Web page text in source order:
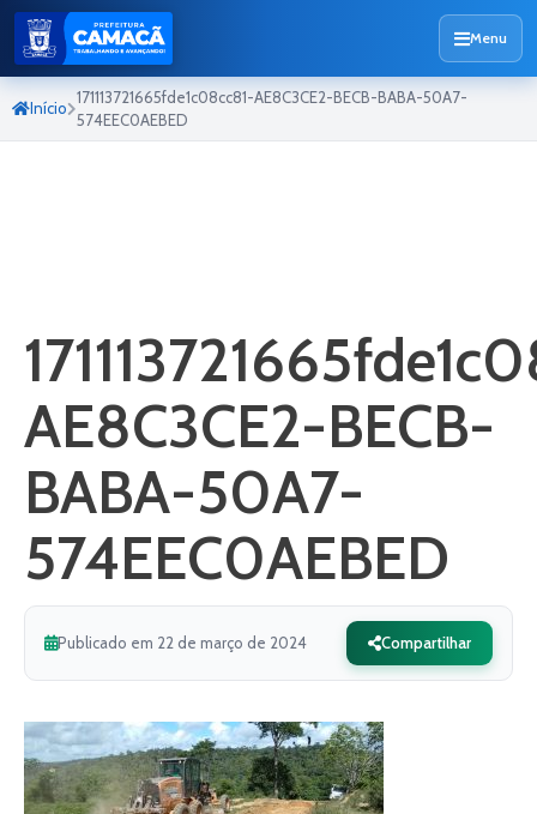
Menu
Início
171113721665fde1c08cc81-AE8C3CE2-BECB-BABA-50A7-
574EEC0AEBED
AE8C3CE2-BECB-
BABA-50A7-
574EEC0AEBED
Publicado em 22 de março de 2024 Compartilhar